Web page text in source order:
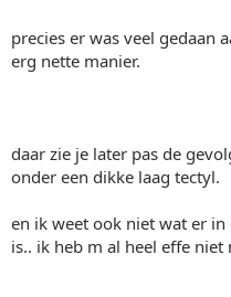
precies er was veel gedaan
erg nette manier.
daar zie je later pas de
onder een dikke laag tectyl.
en ik weet ook niet wat er
is.. ik heb m al heel effe niet